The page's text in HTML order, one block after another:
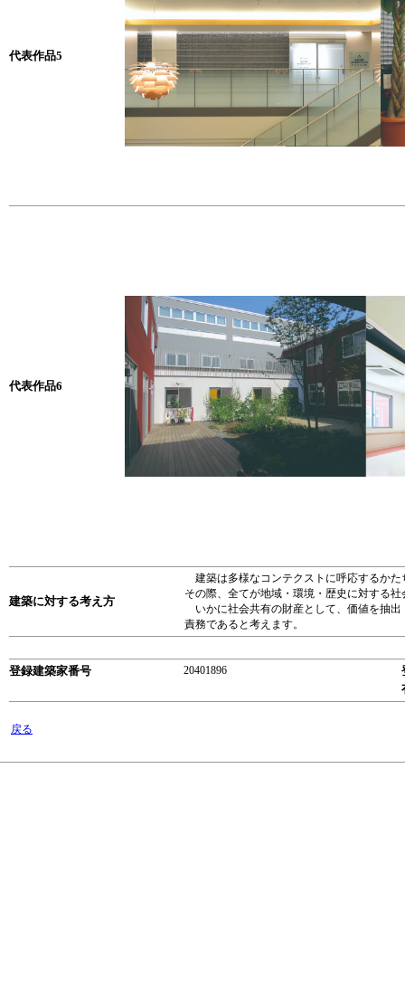
代表作品5
代表作品6
建築に対する考え方
建築は多様なコンテクストに呼応するかた
その際、全てが地域・環境・歴史に対する
いかに社会共有の財産として、価値を抽
責務であると考えます。
登録建築家番号 20401896
戻る